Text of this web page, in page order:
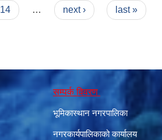
14 … next › last »
सम्पर्क विवरण
भूमिकास्थान नगरपालिका
नगरकार्यपालिकाको कार्यालय